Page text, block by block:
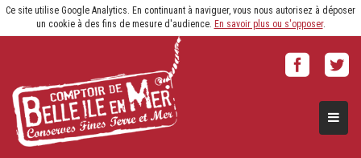
Ce site utilise Google Analytics. En continuant à naviguer, vous nous autorisez à déposer
un cookie à des fins de mesure d'audience. En savoir plus ou s'opposer.